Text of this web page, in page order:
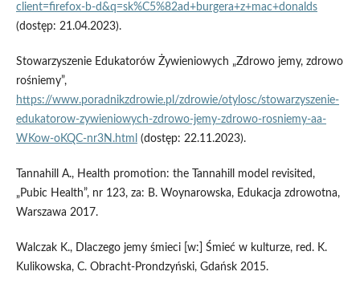
client=firefox-b-d&q=sk%C5%82ad+burgera+z+mac+donalds
(dostęp: 21.04.2023).
Stowarzyszenie Edukatorów Żywieniowych „Zdrowo jemy, zdrowo
rośniemy”,
https://www.poradnikzdrowie.pl/zdrowie/otylosc/stowarzyszenie-
edukatorow-zywieniowych-zdrowo-jemy-zdrowo-rosniemy-aa-
WKow-oKQC-nr3N.html (dostęp: 22.11.2023).
Tannahill A., Health promotion: the Tannahill model revisited,
„Pubic Health”, nr 123, za: B. Woynarowska, Edukacja zdrowotna,
Warszawa 2017.
Walczak K., Dlaczego jemy śmieci [w:] Śmieć w kulturze, red. K.
Kulikowska, C. Obracht-Prondzyński, Gdańsk 2015.